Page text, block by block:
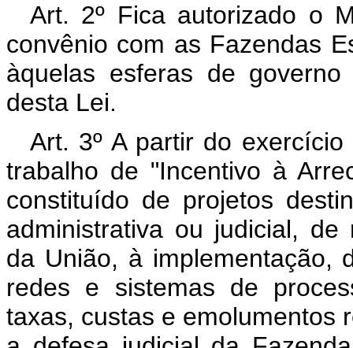
Art. 2º Fica autorizado o
convênio com as Fazendas
àquelas esferas de
desta Lei.
Art. 3º A partir do
trabalho de "Incentivo à
constituído de projetos
administrativa ou judicial,
da União, à implementação,
redes e sistemas de
taxas, custas e emolumentos